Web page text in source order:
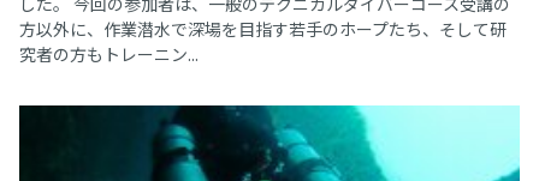
方以外に、作業潜水で深場を目指す若手のホープたち、そして研
究者の方もトレーニン...